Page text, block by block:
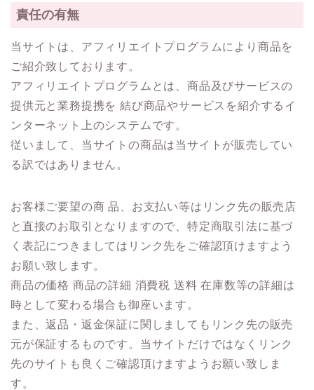
責任の有無
当サイトは、アフィリエイトプログラムにより商品を
ご紹介致しております。
アフィリエイトプログラムとは、商品及びサービスの
提供元と業務提携を 結び商品やサービスを紹介するイ
ンターネット上のシステムです。
従いまして、当サイトの商品は当サイトが販売してい
る訳ではありません。
お客様ご要望の商 品、お支払い等はリンク先の販売店
と直接のお取引となりますので、特定商取引法に基づ
く表記につきましてはリンク先をご確認頂けますよう
お願い致します。
商品の価格 商品の詳細 消費税 送料 在庫数等の詳細は
時として変わる場合も御座います。
また、返品・返金保証に関しましてもリンク先の販売
元が保証するものです。当サイトだけではなくリンク
先のサイトも良くご確認頂けますようお願い致しま
す。